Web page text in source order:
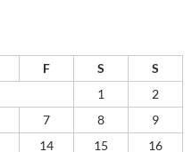
F S
S
1
2
7 8
9
14 15
16